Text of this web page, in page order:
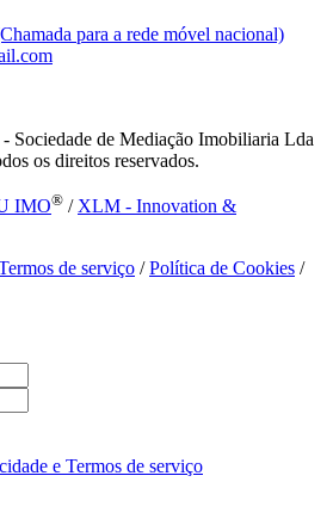
para a rede móvel nacional)
Sociedade de Mediação Imobiliaria Lda
os direitos reservados.
IMO® / XLM - Innovation &
de serviço /Política de Cookies /
e Termos de serviço